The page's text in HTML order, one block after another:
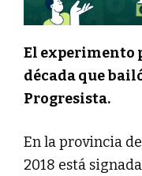
El experimento
década que
Progresista.
En la provincia
2018 está